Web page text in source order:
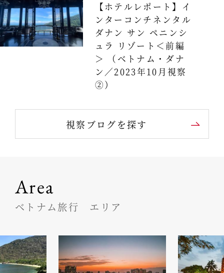
【ホテルレポート】イ
ンターコンチネンタル
ダナン サン ペニンシ
ュラ リゾート＜前編
＞ （ベトナム・ダナ
ン／2023年10月視察
②）
視察ブログを探す
Area
ベトナム旅行 エリア